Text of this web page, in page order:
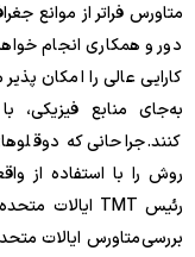
متاورس فراتر از موانع
دور و همکاری انجام
کارایی عالی را امکان
به‌جای منابع فیزیکی،
کنند. جراحانی که
روش را با استفاده از